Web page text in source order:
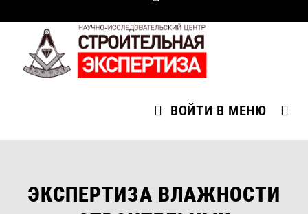
ВОЙТИ В МЕНЮ
ЭКСПЕРТИЗА ВЛАЖНОСТИ